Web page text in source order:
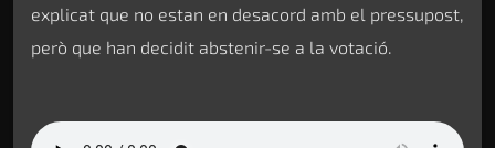
explicat que no estan en desacord amb el pressupost,
però que han decidit abstenir-se a la votació.